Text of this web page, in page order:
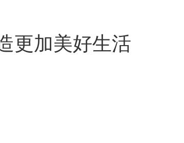
加美好生活